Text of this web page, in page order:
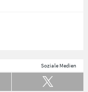
Soziale Medien